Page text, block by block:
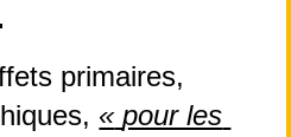
primaires,
« pour les